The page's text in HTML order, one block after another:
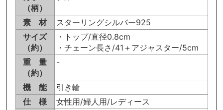
（柄）
素 材
スターリングシルバー925
サイズ
（約）
・トップ/直径0.8cm
・チェーン長さ/41＋アジャスター/5cm
重 量
（約）
-
機 能
引き輪
仕 様
女性用/婦人用/レディース